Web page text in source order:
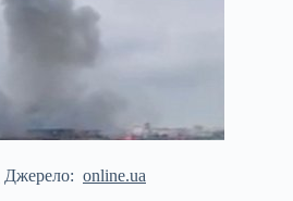
Джерело: online.ua